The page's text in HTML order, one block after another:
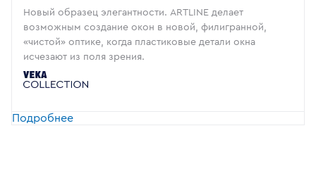
Новый образец элегантности. ARTLINE делает
возможным создание окон в новой, филигранной,
«чистой» оптике, когда пластиковые детали окна
исчезают из поля зрения.
Подробнее